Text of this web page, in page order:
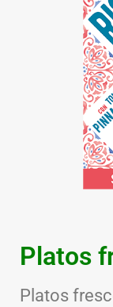
Platos
Platos